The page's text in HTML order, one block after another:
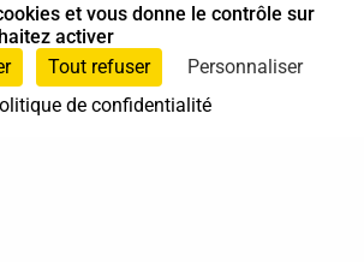
et vous donne le contrôle sur
activer
Tout refuser
Personnaliser
de confidentialité